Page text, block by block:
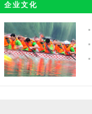
企业文化